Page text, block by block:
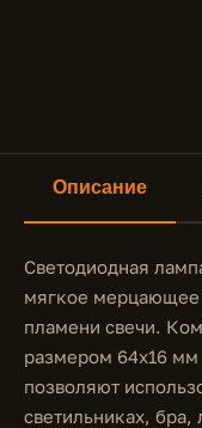
Описание
Светодиодная
мягкое
пламени свечи.
размером 64x16 мм
позволяют
светильниках, бра,